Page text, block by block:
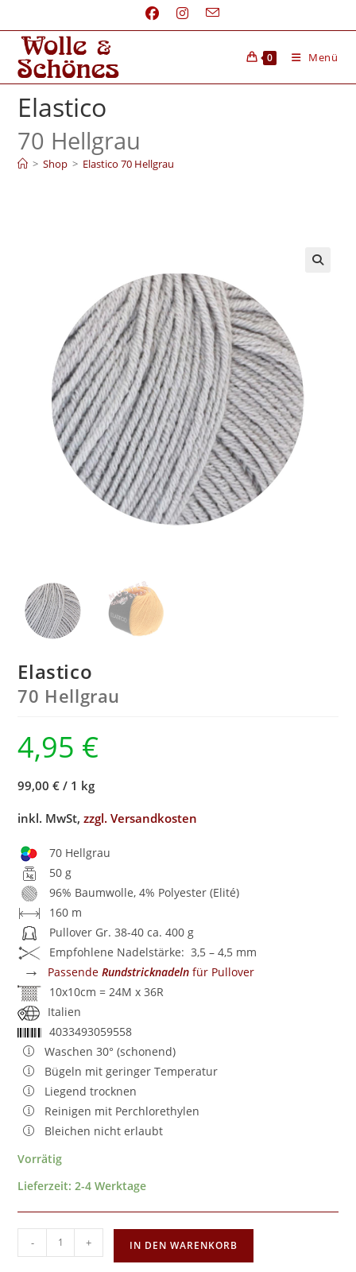
0 Menü
Elastico
70 Hellgrau
> Shop > Elastico 70 Hellgrau
Elastico
70 Hellgrau
4,95 €
99,00 € / 1 kg
inkl. MwSt,zzgl. Versandkosten
70 Hellgrau
50 g
96% Baumwolle, 4% Polyester (Elité)
160 m
Pullover Gr. 38-40 ca. 400 g
Empfohlene Nadelstärke: 3,5 – 4,5 mm
→ PassendeRundstricknadeln für Pullover
10x10cm = 24M x 36R
Italien
4033493059558
Waschen 30° (schonend)
Bügeln mit geringer Temperatur
Liegend trocknen
Reinigen mit Perchlorethylen
Bleichen nicht erlaubt
Vorrätig
Lieferzeit:2-4 Werktage
- + IN DEN WARENKORB